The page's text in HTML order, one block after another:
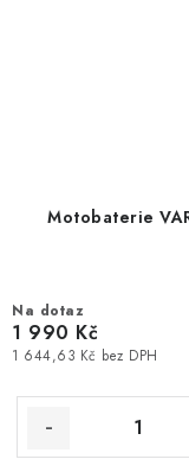
Motobaterie
Na dotaz
1 644,63 Kč bez DPH
1 990 Kč